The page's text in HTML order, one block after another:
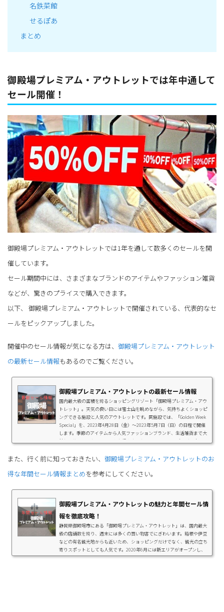
名鉄菜館
せるぽあ
まとめ
御殿場プレミアム・アウトレットでは年中通して
セール開催！
御殿場プレミアム・アウトレットでは1年を通して数多くのセールを開
催しています。
セール期間中には、さまざまなブランドのアイテムやファッション雑貨
などが、驚きのプライスで購入できます。
以下、 御殿場プレミアム・アウトレットで開催されている、代表的なセ
ールをピックアップしました。
開催中のセール情報が気になる方は、 御殿場プレミアム・アウトレット
の最新セール情報もあるのでご覧ください。
御殿場プレミアム・アウトレットの最新セール情報
国内最大級の面積を誇るショッピングリゾート「御殿場プレミアム・アウ
トレット」。天気の良い日には富士山を眺めながら、気持ちよくショッピ
ングできる施設と人気のアウトレットです。同施設では、「Golden Week
Special」を、2023年4月28日（金）～2023年5月7日（日）の日程で開催
します。季節のアイテムから人気ファッションブランド、生活雑貨まで大
特価！欲しかったアイテムやお得な商品を探しに、ショッピングに出かけ
ョン雑貨店の割引や、飲食店での特典など...
また、行く前に知っておきたい、 御殿場プレミアム・アウトレットのお
得な年間セール情報まとめを参考にしてください。
御殿場プレミアム・アウトレットの魅力と年間セール情
報を徹底攻略！
静岡県御殿場市にある「御殿場プレミアム・アウトレット」は、国内最大
級の店舗数を誇り、週末には多くの買い物客でにぎわいます。箱根や伊豆
などの有名観光地からも近いため、ショッピングだけでなく、観光の立ち
寄りスポットとしても人気です。2020年6月には新エリアがオープンし、
アウトレット日本初出店のショップが軒を連ね、ますます目が離せなくな